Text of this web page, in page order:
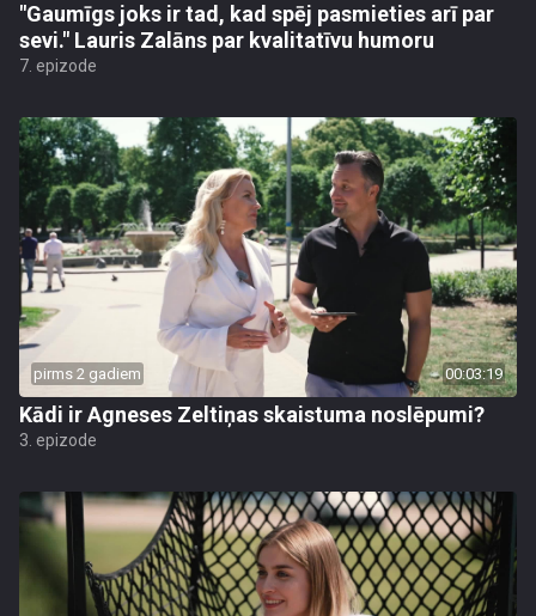
"Gaumīgs joks ir tad, kad spēj pasmieties arī par
sevi." Lauris Zalāns par kvalitatīvu humoru
7. epizode
pirms 2 gadiem 00:03:19
Kādi ir Agneses Zeltiņas skaistuma noslēpumi?
3. epizode